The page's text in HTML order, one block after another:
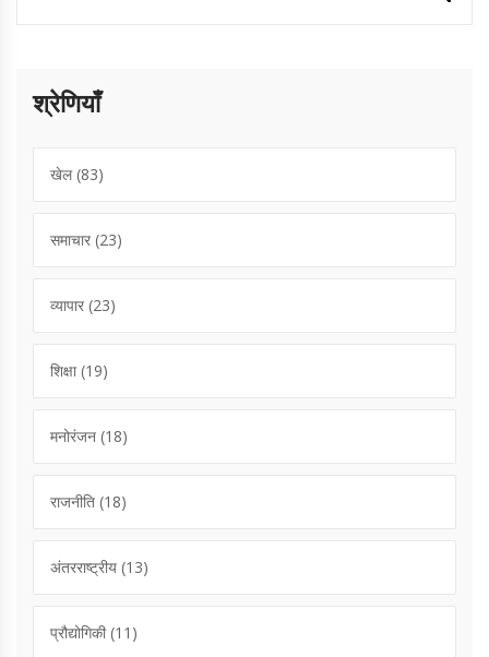
श्रेणियाँ
खेल(83)
समाचार (23)
व्यापार (23)
शिक्षा(19)
मनोरंजन (18)
राजनीति (18)
अंतरराष्ट्रीय (13)
प्रौद्योगिकी(11)